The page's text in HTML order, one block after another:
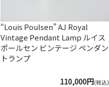
“Louis Poulsen” AJ Royal
Vintage Pendant Lamp ルイス
ポールセン ビンテージ ペンダン
トランプ
110,000円(税込)